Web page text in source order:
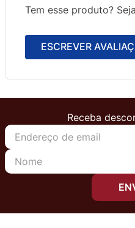
Tem esse produto?
ESCREVER
Receba